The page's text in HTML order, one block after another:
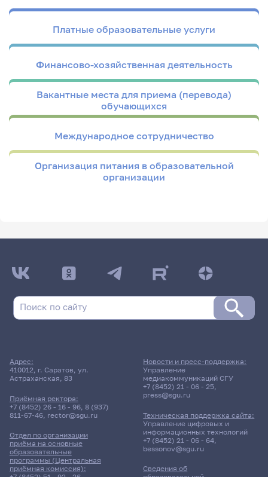
Платные образовательные услуги
Финансово-хозяйственная деятельность
Вакантные места для приема (перевода)
обучающихся
Международное сотрудничество
Организация питания в образовательной
организации
Адрес:
410012, г. Саратов, ул.
Астраханская, 83
Приёмная ректора:
+7 (8452) 26 - 16 - 96, 8 (937)
811-67-46, rector@sgu.ru
Отдел по организации
приёма на основные
образовательные
программы (Центральная
приёмная комиссия):
Сведения об
Новости и пресс-поддержка:
Управление
медиакоммуникаций СГУ
+7 (8452) 21 - 06 - 25,
press@sgu.ru
Техническая поддержка сайта:
Управление цифровых и
информационных технологий
+7 (8452) 21 - 06 - 64,
bessonov@sgu.ru